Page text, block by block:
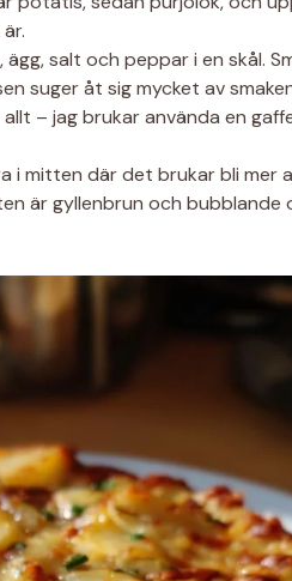
salt och peppar i en skål.
suger åt sig mycket av
– jag brukar använda en
i mitten där det brukar bli mer
är gyllenbrun och